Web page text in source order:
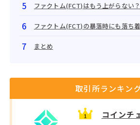
ファクトム(FCT)はもう上がらない？
ファクトム(FCT)の暴落時にも落ち
まとめ
取引所ランキン
コインチ